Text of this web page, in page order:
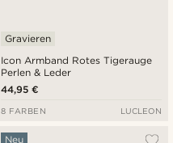
Icon Armband Rotes Tigerauge
Perlen & Leder
Gravieren
44,95 €
8 FARBEN LUCLEON
Neu